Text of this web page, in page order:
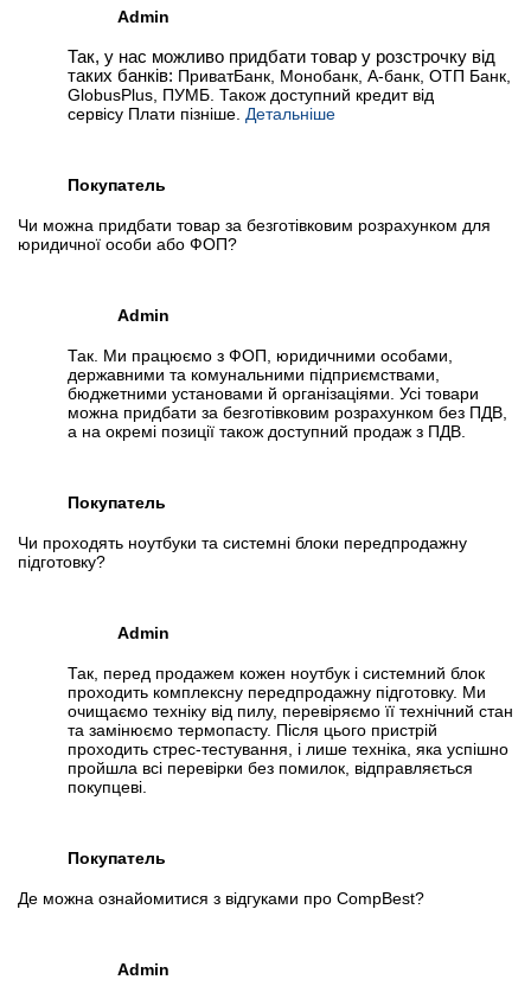
Admin
Так, у нас можливо придбати товар у розстрочку від
таких банків: ПриватБанк, Монобанк, А-банк, ОТП Банк,
GlobusPlus, ПУМБ. Також доступний кредит від
сервісу Плати пізніше. Детальніше
Покупатель
Чи можна придбати товар за безготівковим розрахунком для
юридичної особи або ФОП?
Admin
Так. Ми працюємо з ФОП, юридичними особами,
державними та комунальними підприємствами,
бюджетними установами й організаціями. Усі товари
можна придбати за безготівковим розрахунком без ПДВ,
а на окремі позиції також доступний продаж з ПДВ.
Покупатель
Чи проходять ноутбуки та системні блоки передпродажну
підготовку?
Admin
Так, перед продажем кожен ноутбук і системний блок
проходить комплексну передпродажну підготовку. Ми
очищаємо техніку від пилу, перевіряємо її технічний стан
та замінюємо термопасту. Після цього пристрій
проходить стрес-тестування, і лише техніка, яка успішно
пройшла всі перевірки без помилок, відправляється
покупцеві.
Покупатель
Де можна ознайомитися з відгуками про CompBest?
Admin